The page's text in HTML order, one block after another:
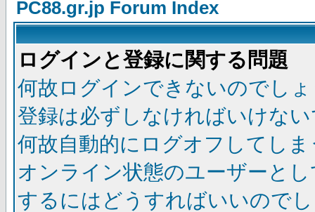
PC88.gr.jp Forum Index
ログインと登録に関する問題
何故ログインできないのでし
登録は必ずしなければいけな
何故自動的にログオフしてし
オンライン状態のユーザーと
するにはどうすればいいので